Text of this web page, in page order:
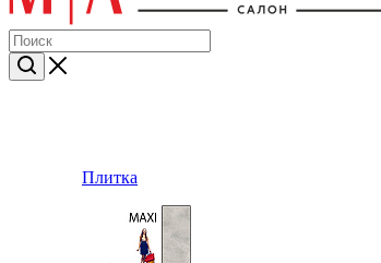
Плитка